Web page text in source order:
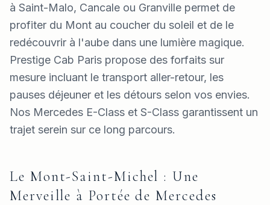
à Saint-Malo, Cancale ou Granville permet de
profiter du Mont au coucher du soleil et de le
redécouvrir à l'aube dans une lumière magique.
Prestige Cab Paris propose des forfaits sur
mesure incluant le transport aller-retour, les
pauses déjeuner et les détours selon vos envies.
Nos Mercedes E-Class et S-Class garantissent un
trajet serein sur ce long parcours.
Le Mont-Saint-Michel : Une
Merveille à Portée de Mercedes